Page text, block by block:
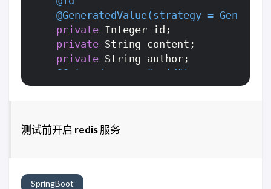
public Comment updateComment
return comment;
    }
// 删除
@CacheEvict(cacheNames = "comment")
    }
@GeneratedValue(strategy =
private Integer id;
private String content;
private String author;
@Column(name = "a_id")
private Integer aId;
测试前开启 redis服务
SpringBoot